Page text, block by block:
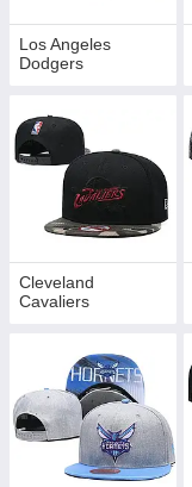
Los Angeles
Dodgers
Cleveland
Cavaliers